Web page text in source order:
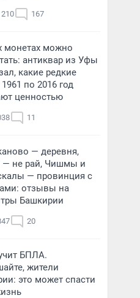
210 167
монетах можно
антиквар из Уфы
какие редкие
по 2016 год
ценностью
11
— деревня,
— не рай, Чишмы и
— провинция с
отзывы на
Башкирии
20
БПЛА.
жители
это может спасти